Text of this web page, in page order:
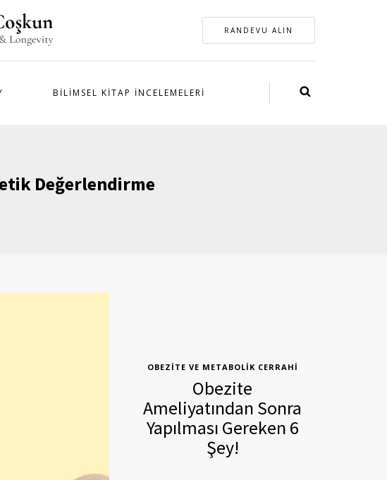
RANDEVU ALIN
BILIMSEL KITAP İNCELEMELERI
Değerlendirme
OBEZITE VE METABOLIK CERRAHI
Obezite
Ameliyatından Sonra
Yapılması Gereken 6
Şey!